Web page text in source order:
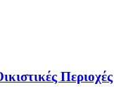
Περιοχές